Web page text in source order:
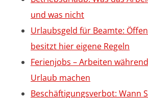
und was nicht
Urlaubsgeld für Beamte:
besitzt hier eigene Regeln
Ferienjobs – Arbeiten
Urlaub machen
Beschäftigungsverbot: Wann